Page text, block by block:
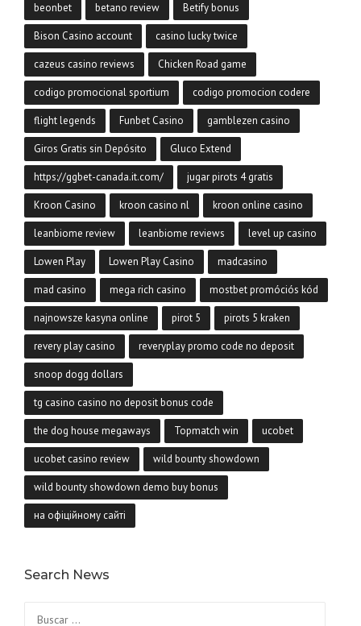
beonbet betano review Betify bonus
Bison Casino account casino lucky twice
cazeus casino reviews Chicken Road game
codigo promocional sportium codigo promocion codere
flight legends Funbet Casino gamblezen casino
Giros Gratis sin Depósito Gluco Extend
https://ggbet-canada.it.com/ jugar pirots 4 gratis
Kroon Casino kroon casino nl kroon online casino
leanbiome review leanbiome reviews level up casino
Lowen Play Lowen Play Casino madcasino
mad casino mega rich casino mostbet promóciós kód
najnowsze kasyna online pirot 5 pirots 5 kraken
revery play casino reveryplay promo code no deposit
snoop dogg dollars
tg casino casino no deposit bonus code
the dog house megaways Topmatch win ucobet
ucobet casino review wild bounty showdown
wild bounty showdown demo buy bonus
на офіційному сайті
Search News